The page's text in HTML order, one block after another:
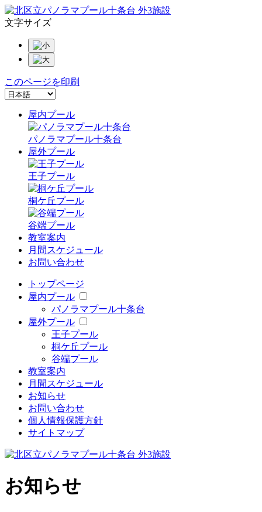
文字サイズ
このページを印刷
屋内プール
パノラマプール十条台
屋外プール
王子プール
桐ケ丘プール
谷端プール
教室案内
月間スケジュール
お問い合わせ
トップページ
屋内プール
パノラマプール十条台
屋外プール
王子プール
桐ケ丘プール
谷端プール
教室案内
月間スケジュール
お知らせ
お問い合わせ
個人情報保護方針
サイトマップ
お知らせ